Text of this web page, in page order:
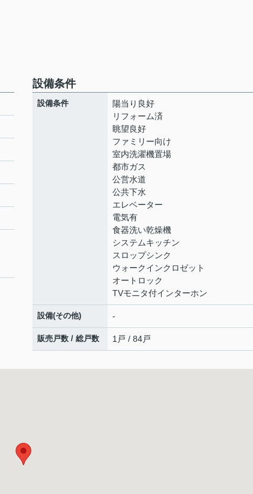
設備条件
設備条件
陽当り良好
リフォーム済
眺望良好
ファミリー向け
室内洗濯機置場
都市ガス
公営水道
公共下水
エレベーター
電気有
食器洗い乾燥機
システムキッチン
スロップシンク
ウォークインクロゼット
オートロック
TVモニタ付インターホン
設備(その他) -
販売戸数 / 総戸数 1戸 / 84戸